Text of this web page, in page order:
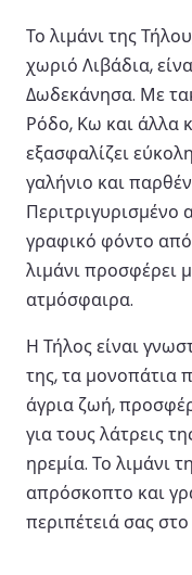
Το λιμάνι της
χωριό Λιβάδια,
Δωδεκάνησα. Με
Ρόδο, Κω και άλλα
εξασφαλίζει
γαλήνιο και
Περιτριγυρισμένο
γραφικό φόντο
λιμάνι προσφέρει
ατμόσφαιρα.
Η Τήλος είναι
της, τα μονοπάτια
άγρια ζωή,
για τους λάτρεις
ηρεμία. Το λιμάνι
απρόσκοπτο και
περιπέτειά σας στο